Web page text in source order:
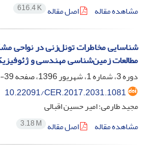
مشاهده مقاله
اصل مقاله 616.4 K
شناسایی مخاطرات تونل‌زنی در نواحی
مطالعات زمین‌شناسی مهندسی و
دوره 3، شماره 1، شهریور 1396، صفحه
39-49
10.22091/CER.2017.2031.1081
مجید طارمی؛ امیر حسین اقبالی
مشاهده مقاله
اصل مقاله 3.18 M